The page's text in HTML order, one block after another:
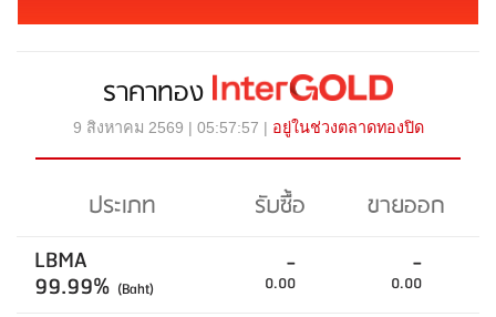
ราคาทอง
9 สิงหาคม 2569 | 05:57:57 | อยู่ในช่วงตลาดทองปิด
ประเภท รับซื้อ
ขายออก
LBMA
99.99% (Baht)
-
0.00
-
0.00